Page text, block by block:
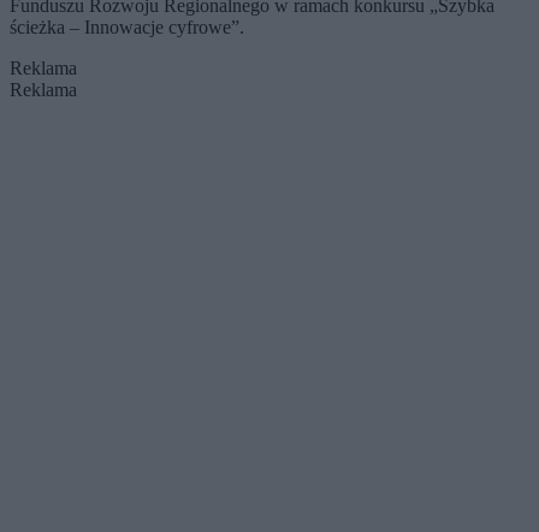
Funduszu Rozwoju Regionalnego w ramach konkursu „Szybka
ścieżka – Innowacje cyfrowe”.
Reklama
Reklama